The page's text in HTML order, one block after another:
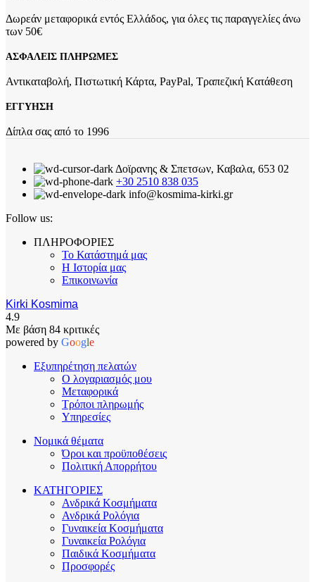
Δωρεάν μεταφορικά εντός Ελλάδος, για όλες τις παραγγελίες άνω
των 50€
ΑΣΦΑΛΕΙΣ ΠΛΗΡΩΜΕΣ
Αντικαταβολή, Πιστωτική Κάρτα, PayPal, Τραπεζική Kατάθεση
ΕΓΓΥΗΣΗ
Δίπλα σας από το 1996
Δοϊρανης & Σπετσων, Καβαλα, 653 02
+30 2510 838 035
info@kosmima-kirki.gr
Follow us:
ΠΛΗΡΟΦΟΡΙΕΣ
Το Κατάστημά μας
Η Ιστορία μας
Επικοινωνία
Kirki Kosmima
4.9
Με βάση 84 κριτικές
powered by Google
Εξυπηρέτηση πελατών
Ο λογαριασμός μου
Μεταφορικά
Τρόποι πληρωμής
Υπηρεσίες
Νομικά θέματα
Όροι και προϋποθέσεις
Πολιτική Απορρήτου
ΚΑΤΗΓΟΡΙΕΣ
Ανδρικά Κοσμήματα
Ανδρικά Ρολόγια
Γυναικεία Κοσμήματα
Γυναικεία Ρολόγια
Παιδικά Κοσμήματα
Προσφορές